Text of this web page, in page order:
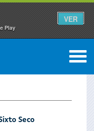
Play
VER
0
Seco